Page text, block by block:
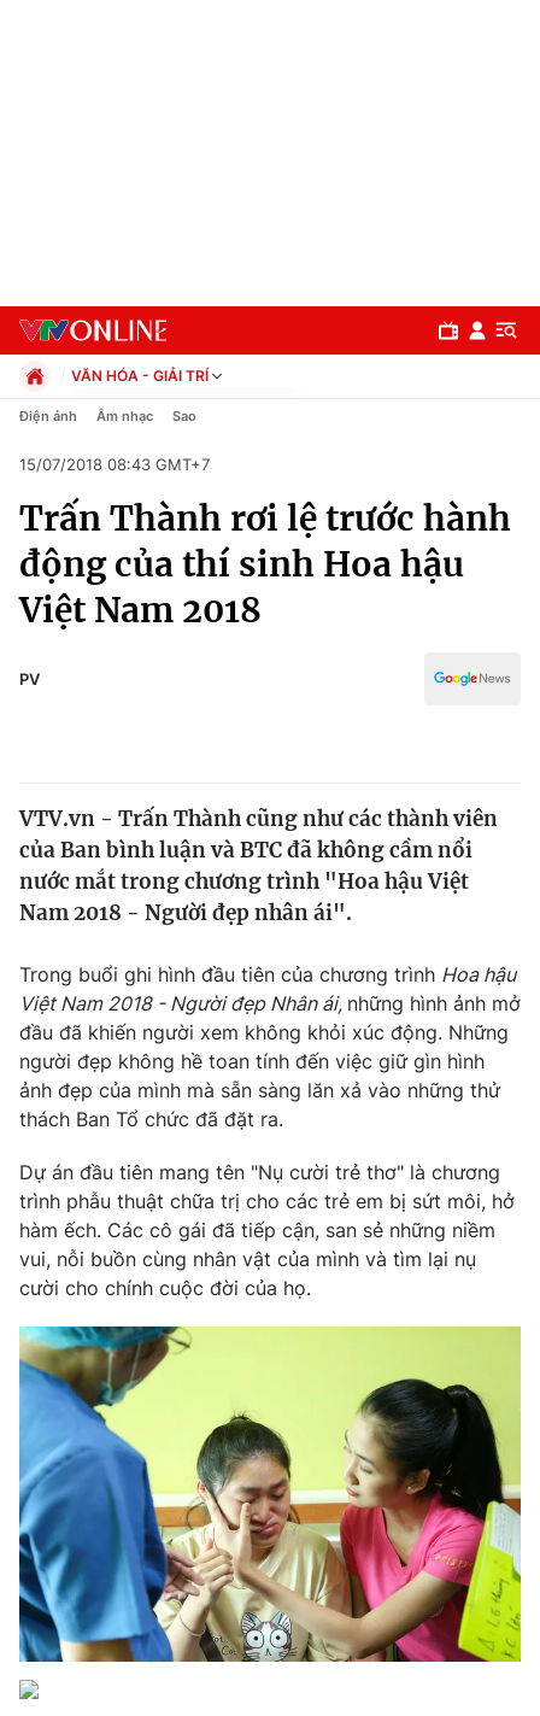
Chuyên mục
Chính trị
Xã hội
Pháp luật
Thế giới
Tin tức
Thế giới đó đây
Câu chuyện quốc tế
Kinh tế
Thị trường
Góc doanh nghiệp
Dữ liệu và đời sống
Truyền hình
Phim VTV
Hậu trường
Nhân vật
Khán giả
Giải sao mai
Giải trí
Âm nhạc
Sao
Đời sống
Du lịch
Làm đẹp
Chất lượng cuộc sống
Giáo dục
Tuyển sinh
Học trực tuyến
Hitech Công nghệ tương lai
Sản phẩm
Thị trường
Tư vấn
Giao lưu trực tuyến
Lịch phát sóng
Chuyên mục khác
Emagazine Podcast
Photo Infographic
VĂN HÓA - GIẢI TRÍ
Chính trị
Pháp luật
Kinh tế
Thể thao
Truyền hình
Văn hóa - Giải trí
Điện ảnh Âm nhạc Sao
15/07/2018 08:43 GMT+7
Trấn Thành rơi lệ trước hành
động của thí sinh Hoa hậu
Việt Nam 2018
PV
VTV.vn - Trấn Thành cũng như các thành viên
của Ban bình luận và BTC đã không cầm nổi
nước mắt trong chương trình "Hoa hậu Việt
Nam 2018 - Người đẹp nhân ái".
Trong buổi ghi hình đầu tiên của chương trình Hoa hậu
Việt Nam 2018 - Người đẹp Nhân ái, những hình ảnh mở
đầu đã khiến người xem không khỏi xúc động. Những
người đẹp không hề toan tính đến việc giữ gìn hình
ảnh đẹp của mình mà sẵn sàng lăn xả vào những thử
thách Ban Tổ chức đã đặt ra.
Dự án đầu tiên mang tên "Nụ cười trẻ thơ" là chương
trình phẫu thuật chữa trị cho các trẻ em bị sứt môi, hở
hàm ếch. Các cô gái đã tiếp cận, san sẻ những niềm
vui, nỗi buồn cùng nhân vật của mình và tìm lại nụ
cười cho chính cuộc đời của họ.